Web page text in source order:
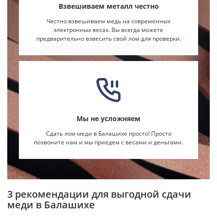
Взвешиваем металл честно
Честно взвешиваем медь на современных
электронных весах. Вы всегда можете
предварительно взвесить свой лом для проверки.
Мы не усложняем
Сдать лом меди в Балашихе просто! Просто
позвоните нам и мы приедем с весами и деньгами.
3 рекомендации для выгодной сдачи
меди в Балашихе